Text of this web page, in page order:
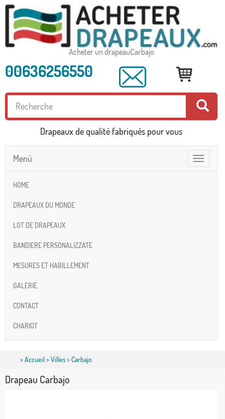
Acheter un drapeauCarbajo
00636256550
Drapeaux de qualité fabriqués pour vous
Toggle
navigation
Menú
HOME
DRAPEAUX DU MONDE
LOT DE DRAPEAUX
BANDIERE PERSONALIZZATE
MESURES ET HABILLEMENT
GALERIE
CONTACT
CHARIOT
>Accueil>Villes> Carbajo
Drapeau Carbajo